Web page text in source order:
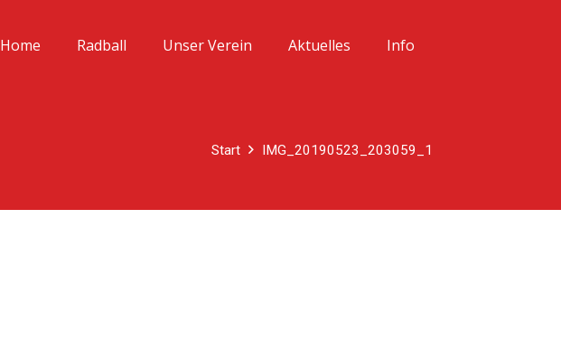
Home Radball Unser Verein Aktuelles Info
Start IMG_20190523_203059_1